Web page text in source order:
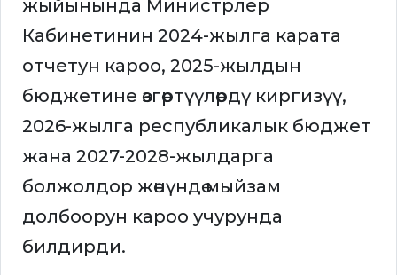
жыйынында Министрлер
Кабинетинин 2024-жылга карата
отчетун кароо, 2025-жылдын
бюджетине өзгөртүүлөрдү киргизүү,
2026-жылга республикалык бюджет
жана 2027-2028-жылдарга
болжолдор жөнүндө мыйзам
долбоорун кароо учурунда
билдирди.